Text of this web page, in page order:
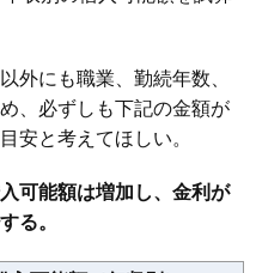
外にも職業、勤続年数、
、必ずしも下記の金額が
安と考えてほしい。
可能額は増加し、金利が
る。